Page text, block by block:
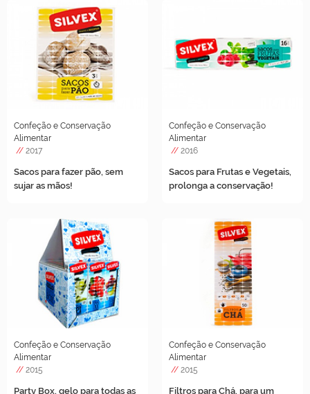
Confeção e Conservação
Alimentar
// 2017
Sacos para fazer pão, sem
sujar as mãos!
Confeção e Conservação
Alimentar
// 2016
Sacos para Frutas e Vegetais,
prolonga a conservação!
Confeção e Conservação
Alimentar
// 2015
Party Box, gelo para todas as
Confeção e Conservação
Alimentar
// 2015
Filtros para Chá, para um